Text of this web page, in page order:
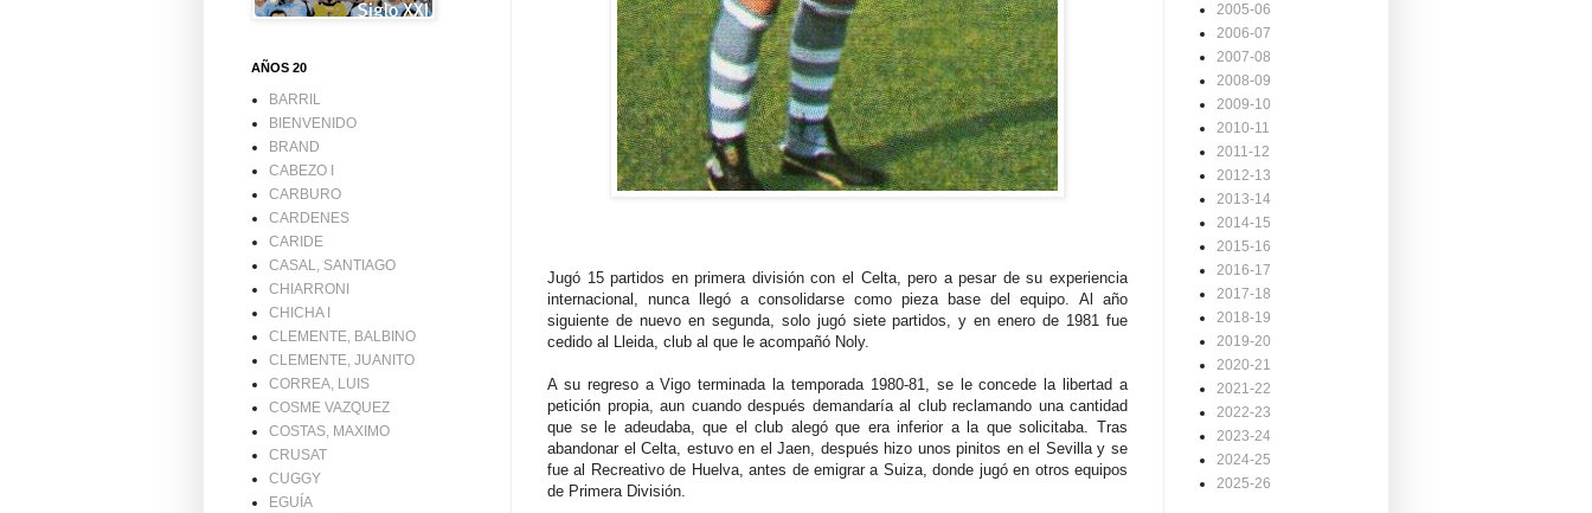
Jugó 15 partidos en primera división con el Celta, pero a pesar de su experiencia
internacional, nunca llegó a consolidarse como pieza base del equipo. Al año
siguiente de nuevo en segunda, solo jugó siete partidos, y en enero de 1981 fue
cedido al Lleida, club al que le acompañó Noly.
A su regreso a Vigo terminada la temporada 1980-81, se le concede la libertad a
petición propia, aun cuando después demandaría al club reclamando una cantidad
que se le adeudaba, que el club alegó que era inferior a la que solicitaba. Tras
abandonar el Celta, estuvo en el Jaen, después hizo unos pinitos en el Sevilla y se
fue al Recreativo de Huelva, antes de emigrar a Suiza, donde jugó en otros equipos
de Primera División.
AÑOS 20
BARRIL
BIENVENIDO
BRAND
CABEZO I
CARBURO
CARDENES
CARIDE
CASAL, SANTIAGO
CHIARRONI
CHICHA I
CLEMENTE, BALBINO
CLEMENTE, JUANITO
CORREA, LUIS
COSME VAZQUEZ
COSTAS, MAXIMO
CRUSAT
CUGGY
EGUÍA
2005-06
2006-07
2007-08
2008-09
2009-10
2010-11
2011-12
2012-13
2013-14
2014-15
2015-16
2016-17
2017-18
2018-19
2019-20
2020-21
2021-22
2022-23
2023-24
2024-25
2025-26